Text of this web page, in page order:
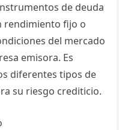
de deuda
rendimiento fijo o
del mercado
emisora. Es
diferentes tipos de
su riesgo crediticio.